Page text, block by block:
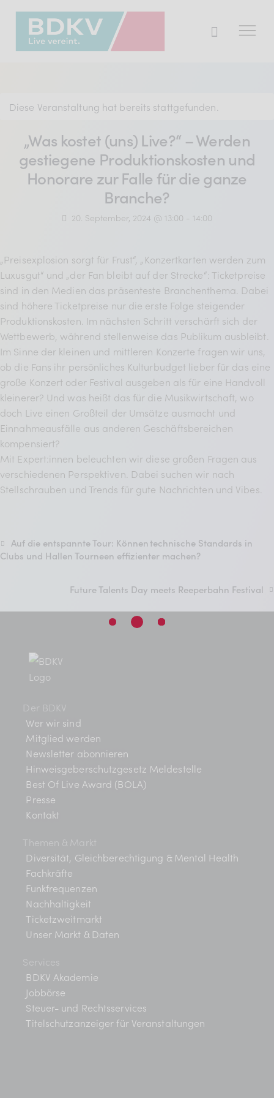
Diese Veranstaltung hat bereits stattgefunden.
„Was kostet (uns) Live?“ – Werden
gestiegene Produktionskosten und
Honorare zur Falle für die ganze
Branche?
20. September, 2024 @ 13:00 - 14:00
„Preisexplosion sorgt für Frust“, „Konzertkarten werden zum
Luxusgut“ und „der Fan bleibt auf der Strecke“: Ticketpreise
sind in den Medien das präsenteste Branchenthema. Dabei
sind höhere Ticketpreise nur die erste Folge steigender
Produktionskosten. Im nächsten Schritt verschärft sich der
Wettbewerb, während stellenweise das Publikum ausbleibt.
Im Sinne der kleinen und mittleren Konzerte fragen wir uns,
ob die Fans ihr persönliches Kulturbudget lieber für das eine
große Konzert oder Festival ausgeben als für eine Handvoll
kleinerer? Und was heißt das für die Musikwirtschaft, wo
doch Live einen Großteil der Umsätze ausmacht und
Einnahmeausfälle aus anderen Geschäftsbereichen
kompensiert?
Mit Expert:innen beleuchten wir diese großen Fragen aus
verschiedenen Perspektiven. Dabei suchen wir nach
Stellschrauben und Trends für gute Nachrichten und Vibes.
Auf die entspannte Tour: Können technische Standards in
Clubs und Hallen Tourneen effizienter machen?
Future Talents Day meets Reeperbahn Festival
Der BDKV
Wer wir sind
Mitglied werden
Newsletter abonnieren
Hinweisgeberschutzgesetz Meldestelle
Best Of Live Award (BOLA)
Presse
Kontakt
Themen & Markt
Diversität, Gleichberechtigung & Mental Health
Fachkräfte
Funkfrequenzen
Nachhaltigkeit
Ticketzweitmarkt
Unser Markt & Daten
Services
BDKV Akademie
Jobbörse
Steuer- und Rechtsservices
Titelschutzanzeiger für Veranstaltungen
Themen & Markt
Presse
Services
Mitglied werden
Verband
BDKV Academy
Juristische Beratung und
Services
Geldwerte Vorteile und
Rabatte
BDKV Female Voice